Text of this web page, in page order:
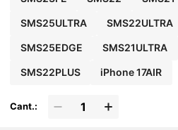
SMS25ULTRA SMS22ULTRA
SMS25EDGE SMS21ULTRA
SMS22PLUS iPhone 17AIR
Cant.: